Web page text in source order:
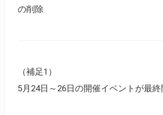
の削除
（補足1）
5月24日～26日の開催イベントが最終